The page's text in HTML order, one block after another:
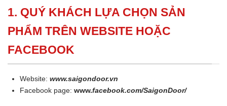
1. QUÝ KHÁCH LỰA CHỌN SẢN
PHẨM TRÊN WEBSITE HOẶC
FACEBOOK
Website:www.saigondoor.vn
Facebook page:www.facebook.com/SaigonDoor/